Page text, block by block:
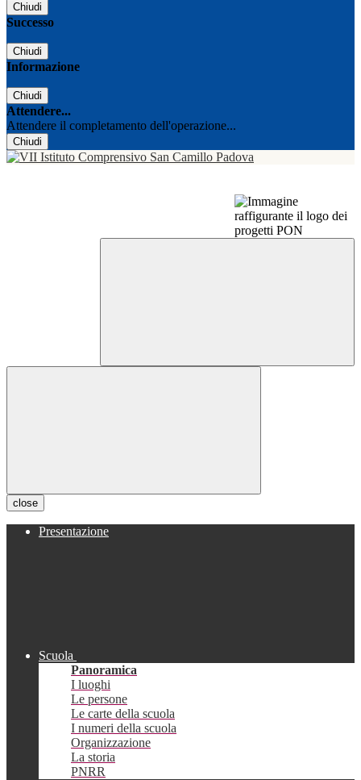
Chiudi
Successo
Chiudi
Informazione
Chiudi
Attendere...
Attendere il completamento dell'operazione...
Chiudi
close
Presentazione
Scuola
Panoramica
I luoghi
Le persone
Le carte della scuola
I numeri della scuola
Organizzazione
La storia
PNRR